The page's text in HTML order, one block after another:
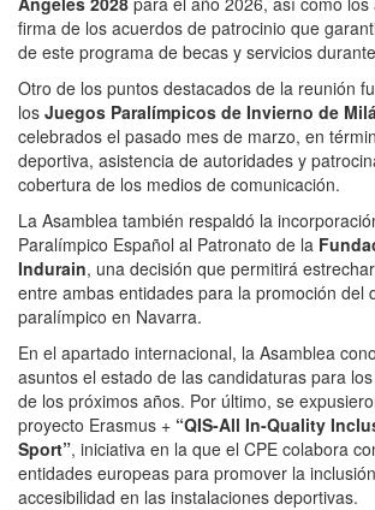
firma de los acuerdos de patrocinio que
de este programa de becas y servicios
Otro de los puntos destacados de la reunión
los Juegos Paralímpicos de Invierno de
celebrados el pasado mes de marzo, en
deportiva, asistencia de autoridades y
cobertura de los medios de comunicación.
La Asamblea también respaldó la
Paralímpico Español al Patronato de la
Indurain, una decisión que permitirá
entre ambas entidades para la promoción del
paralímpico en Navarra.
En el apartado internacional, la Asamblea
asuntos el estado de las candidaturas para
de los próximos años. Por último, se
proyecto Erasmus + “QIS-All In-Quality
Sport”, iniciativa en la que el CPE colabora
entidades europeas para promover la
accesibilidad en las instalaciones deportivas.